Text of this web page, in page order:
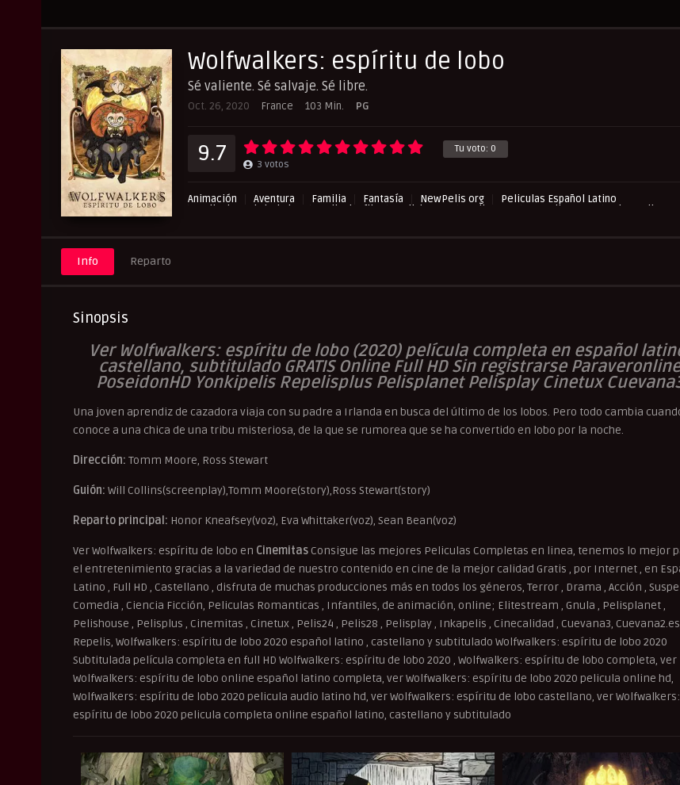
Wolfwalkers: espíritu de lobo
Sé valiente. Sé salvaje. Sé libre.
Oct. 26, 2020 France 103 Min. PG
Tu voto: 0
9.7 3 votos
Animación Aventura Familia Fantasía NewPelis org
Peliculas Español Latino
Peliculas Subtituladas
Peliculasflix Pelishouse Pelismart RepelisHD.TV UltraPelisHD
Info Reparto
Sinopsis
Ver Wolfwalkers: espíritu de lobo (2020) película completa en español
castellano, subtitulado GRATIS Online Full HD Sin registrarse Paraveronline
PoseidonHD Yonkipelis Repelisplus Pelisplanet Pelisplay Cinetux
Una joven aprendiz de cazadora viaja con su padre a Irlanda en busca del último de los lobos. Pero todo cambia
conoce a una chica de una tribu misteriosa, de la que se rumorea que se ha convertido en lobo por la noche.
Dirección: Tomm Moore, Ross Stewart
Guión: Will Collins(screenplay),Tomm Moore(story),Ross Stewart(story)
Reparto principal: Honor Kneafsey(voz), Eva Whittaker(voz), Sean Bean(voz)
Ver Wolfwalkers: espíritu de lobo en Cinemitas Consigue las mejores Peliculas Completas en linea, tenemos lo mejor
el entretenimiento gracias a la variedad de nuestro contenido en cine de la mejor calidad Gratis , por Internet , en
Latino , Full HD , Castellano , disfruta de muchas producciones más en todos los géneros, Terror , Drama , Acción ,
Comedia , Ciencia Ficción, Peliculas Romanticas , Infantiles, de animación, online; Elitestream , Gnula , Pelisplanet ,
Pelishouse , Pelisplus , Cinemitas , Cinetux , Pelis24 , Pelis28 , Pelisplay , Inkapelis , Cinecalidad , Cuevana3,
Repelis, Wolfwalkers: espíritu de lobo 2020 español latino , castellano y subtitulado Wolfwalkers: espíritu de lobo 2020
Subtitulada película completa en full HD Wolfwalkers: espíritu de lobo 2020 , Wolfwalkers: espíritu de lobo completa, ver
Wolfwalkers: espíritu de lobo online español latino completa, ver Wolfwalkers: espíritu de lobo 2020 pelicula online hd,
Wolfwalkers: espíritu de lobo 2020 pelicula audio latino hd, ver Wolfwalkers: espíritu de lobo castellano, ver Wolfwalkers:
espíritu de lobo 2020 pelicula completa online español latino, castellano y subtitulado